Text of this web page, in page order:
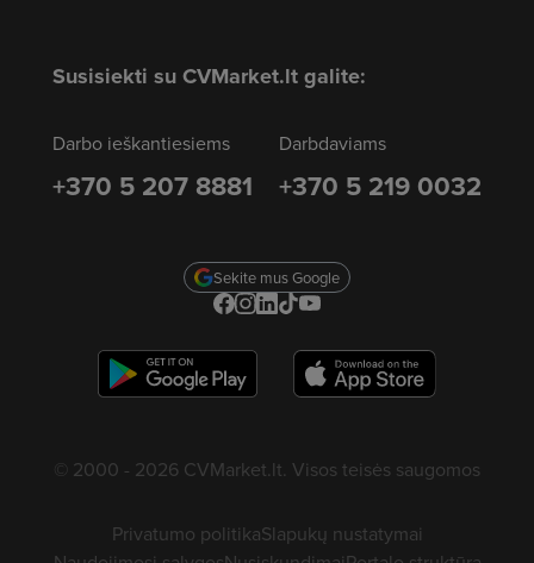
Susisiekti su CVMarket.lt galite:
Darbo ieškantiesiems
+370 5 207 8881
Darbdaviams
+370 5 219 0032
Sekite mus Google
© 2000 - 2026 CVMarket.lt. Visos teisės saugomos
Privatumo politikaSlapukų nustatymai